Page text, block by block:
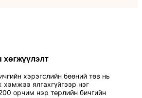
хөгжүүлэлт
хэрэгслийн бөөний төв нь
ялгахгүйгээр нэг
орчим нэр төрлийн бичгийн